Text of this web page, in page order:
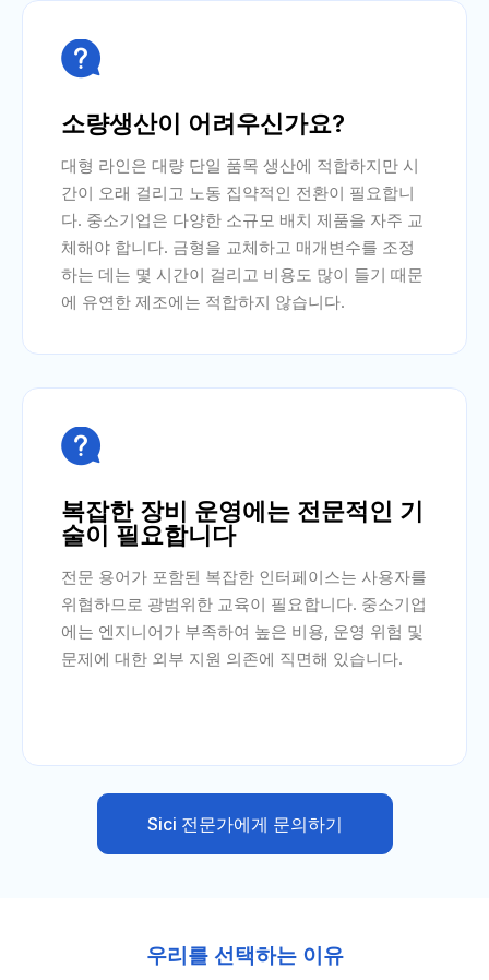

소량생산이 어려우신가요?
대형 라인은 대량 단일 품목 생산에 적합하지만 시
간이 오래 걸리고 노동 집약적인 전환이 필요합니
다. 중소기업은 다양한 소규모 배치 제품을 자주 교
체해야 합니다. 금형을 교체하고 매개변수를 조정
하는 데는 몇 시간이 걸리고 비용도 많이 들기 때문
에 유연한 제조에는 적합하지 않습니다.

복잡한 장비 운영에는 전문적인 기
술이 필요합니다
전문 용어가 포함된 복잡한 인터페이스는 사용자를
위협하므로 광범위한 교육이 필요합니다. 중소기업
에는 엔지니어가 부족하여 높은 비용, 운영 위험 및
문제에 대한 외부 지원 의존에 직면해 있습니다.
Sici 전문가에게 문의하기
우리를 선택하는 이유